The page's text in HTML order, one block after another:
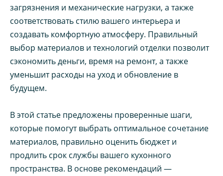
загрязнения и механические нагрузки, а также
соответствовать стилю вашего интерьера и
создавать комфортную атмосферу. Правильный
выбор материалов и технологий отделки позволит
сэкономить деньги, время на ремонт, а также
уменьшит расходы на уход и обновление в
будущем.
В этой статье предложены проверенные шаги,
которые помогут выбрать оптимальное сочетание
материалов, правильно оценить бюджет и
продлить срок службы вашего кухонного
пространства. В основе рекомендаций —